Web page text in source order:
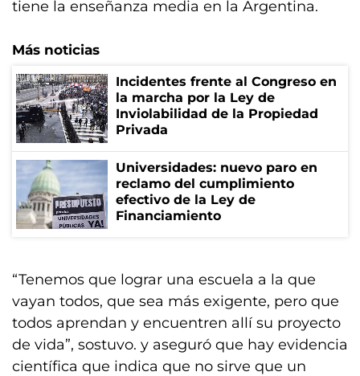
tiene la enseñanza media en la Argentina.
Más noticias
Incidentes frente al Congreso en
la marcha por la Ley de
Inviolabilidad de la Propiedad
Privada
Universidades: nuevo paro en
reclamo del cumplimiento
efectivo de la Ley de
Financiamiento
“Tenemos que lograr una escuela a la que
vayan todos, que sea más exigente, pero que
todos aprendan y encuentren allí su proyecto
de vida”, sostuvo. y aseguró que hay evidencia
científica que indica que no sirve que un